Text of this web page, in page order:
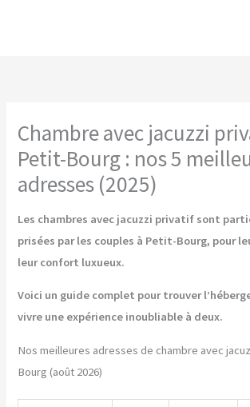
Chambre avec jacuzzi
Petit-Bourg : nos 5
adresses (2025)
Les chambres avec jacuzzi privatif sont
prisées par les couples à Petit-Bourg, pour
leur confort luxueux.
Voici un guide complet pour trouver
vivre une expérience inoubliable à deux.
Nos meilleures adresses de chambre avec
Bourg (août 2026)